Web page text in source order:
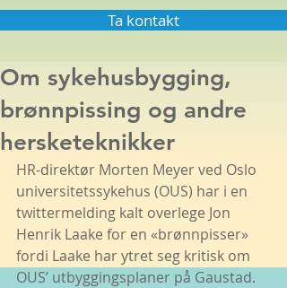
Ta kontakt
Om sykehusbygging,
brønnpissing og andre
hersketeknikker
HR-direktør Morten Meyer ved Oslo
universitetssykehus (OUS) har i en
twittermelding kalt overlege Jon
Henrik Laake for en «brønnpisser»
fordi Laake har ytret seg kritisk om
OUS’ utbyggingsplaner på Gaustad.